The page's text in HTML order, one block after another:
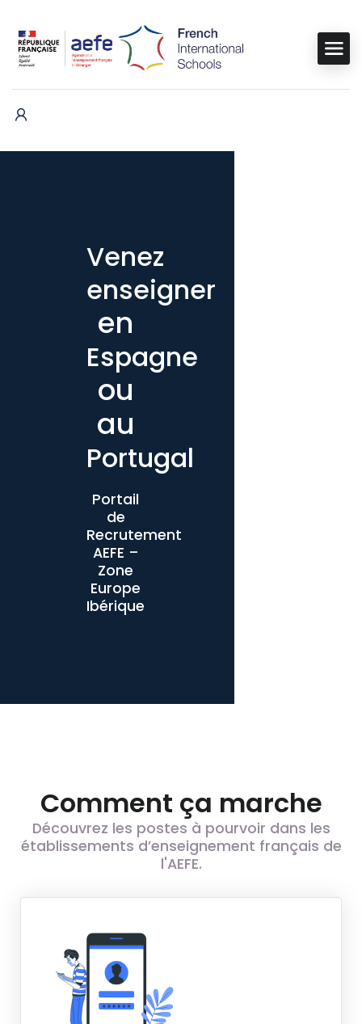
Venez
enseigner
en
Espagne
ou
au
Portugal
Portail
de
Recrutement
AEFE –
Zone
Europe
Ibérique
Comment ça marche
Découvrez les postes à pourvoir dans les
établissements d’enseignement français de
l'AEFE.